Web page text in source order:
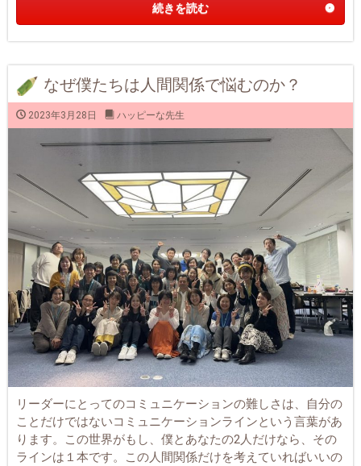
続きを読む
なぜ僕たちは人間関係で悩むのか？
2023年3月28日 ハッピーな先生
リーダーにとってのコミュニケーションの難しさは、自分の
ことだけではないコミュニケーションラインという言葉があ
ります。この世界がもし、僕とあなたの2人だけなら、その
ラインは１本です。この人間関係だけを考えていればいいの